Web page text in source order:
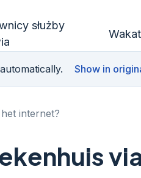
służby
Show in
internet?